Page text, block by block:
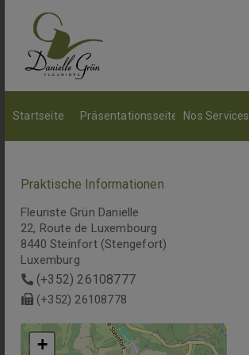
Startseite Präsentationsseite Nos Services
Praktische Informationen
Fleuriste Grün Danielle
22, Route de Luxembourg
8440 Steinfort (Stengefort)
Luxemburg
(+352) 26108777
(+352) 26108778
+
+